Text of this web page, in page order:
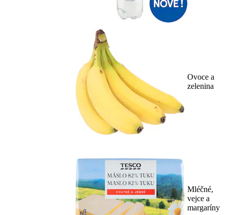
Ovoce a
zelenina
Mléčné,
vejce a
margaríny